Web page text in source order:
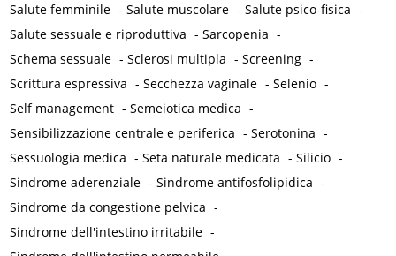
Salute femminile -Salute muscolare -Salute psico-fisica -
Salute sessuale e riproduttiva -Sarcopenia -
Schema sessuale -Sclerosi multipla -Screening -
Scrittura espressiva -Secchezza vaginale -Selenio -
Self management -Semeiotica medica -
Sensibilizzazione centrale e periferica -Serotonina -
Sessuologia medica -Seta naturale medicata -Silicio -
Sindrome aderenziale -Sindrome antifosfolipidica -
Sindrome da congestione pelvica -
Sindrome dell'intestino irritabile -